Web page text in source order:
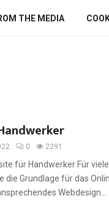
THE MEDIA
0 2291
für Handwerker Für viele
die Grundlage für das
Webdesign...